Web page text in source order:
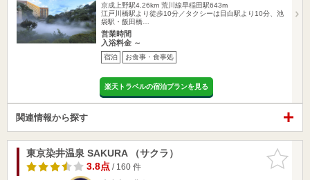
京成上野駅4.26km 荒川線早稲田駅643m
江戸川橋駅より徒歩10分／タクシーは目白駅より10分、池
袋駅・飯田橋…
営業時間
入浴料金 ～
宿泊 お食事・食事処
楽天トラベルの宿泊プランを見る
関連情報から探す
お気に入
りに追加
東京染井温泉 SAKURA （サクラ）
3.8点/ 160 件